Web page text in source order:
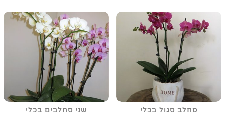
סחלב סגול בכלי שני סחלבים בכלי